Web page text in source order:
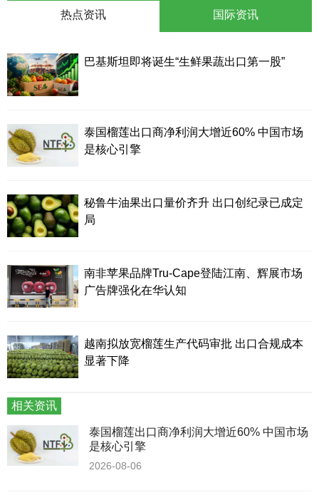
热点资讯
巴基斯坦即将诞生“生鲜果蔬出口第一股”
泰国榴莲出口商净利润大增近60% 中国市场
是核心引擎
秘鲁牛油果出口量价齐升 出口创纪录已成定
局
南非苹果品牌Tru-Cape登陆江南、辉展市场
广告牌强化在华认知
越南拟放宽榴莲生产代码审批 出口合规成本
显著下降
国际资讯
相关资讯
泰国榴莲出口商净利润大增近60% 中国市场
是核心引擎
2026-08-06